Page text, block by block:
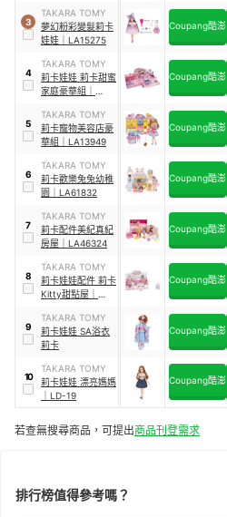
3
TAKARA TOMY
夢幻粉彩變髮莉卡
娃娃
LA15275
Coupang酷澎
4
TAKARA TOMY
莉卡娃娃 莉卡甜蜜
家庭豪華組
Coupang酷澎
5
TAKARA TOMY
莉卡寵物美容店豪
華組
LA13949
Coupang酷澎
6
TAKARA TOMY
莉卡歡樂兔兔幼稚
園
LA61832
Coupang酷澎
7
TAKARA TOMY
莉卡配件美紀真紀
房屋
LA46324
Coupang酷澎
8
TAKARA TOMY
莉卡娃娃配件 莉卡
Kitty甜點屋
Coupang酷澎
9
TAKARA TOMY
莉卡娃娃 SA浴衣
莉卡
Coupang酷澎
10
TAKARA TOMY
莉卡娃娃 漂亮媽媽
LD-19
Coupang酷澎
若查無搜尋商品，可提出商品刊登需求
排行榜值得參考嗎？